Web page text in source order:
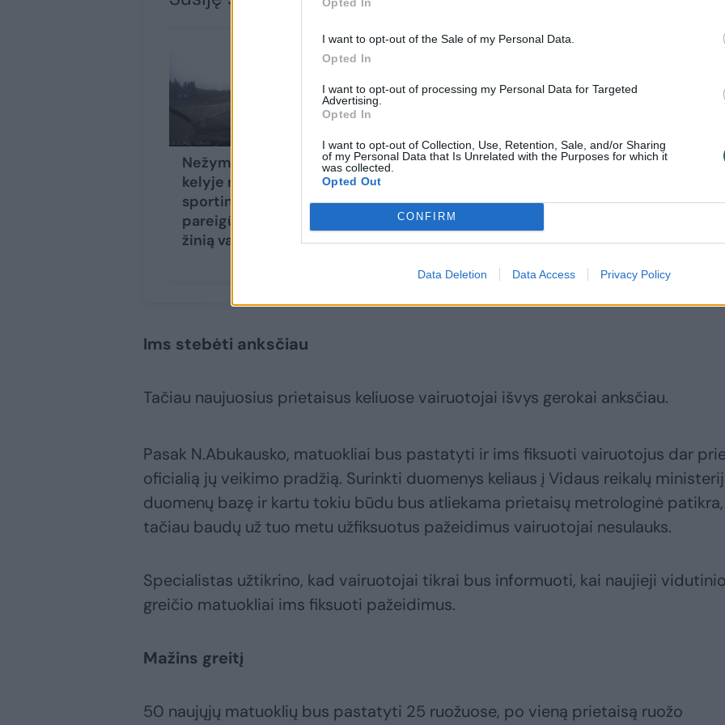
I want to opt-out of the Sale of my Personal Data.
Opted In
I want to opt-out of processing my Personal Data for Targeted
Advertising.
Opted In
I want to opt-out of Collection, Use, Retention, Sale, and/or Sharing
of my Personal Data that Is Unrelated with the Purposes for which it
was collected.
Opted Out
CONFIRM
Data Deletion Data Access Privacy Policy
Nežymėta „Audi“
kelyje nufilmavę
sportinį automobilį
pareigūnai pasiuntė
žinią vairuotojams
Gavęs baudą už
greičio viršijimą
nesuprato – juoktis
ar verkti
„Ford Focus“
už greitį,
„Bugatti“
Ims stebėti anksčiau
Tačiau naujuosius prietaisus keliuose vairuotojai išvys gerokai anksčiau.
Pasak N.Abukausko, matuokliai bus pastatyti ir ims fiksuoti vairuotojus dar
oficialią jų veikimo pradžią. Surinkti duomenys keliaus į Vidaus reikalų
duomenų bazę ir kartu tokiu būdu bus atliekama prietaisų metrologinė patikra,
tačiau baudų už tuo metu užfiksuotus pažeidimus vairuotojai nesulauks.
Specialistas užtikrino, kad vairuotojai tikrai bus informuoti, kai naujieji vidutinio
greičio matuokliai ims fiksuoti pažeidimus.
Mažins greitį
50 naujųjų matuoklių bus pastatyti 25 ruožuose, po vieną prietaisą ruožo